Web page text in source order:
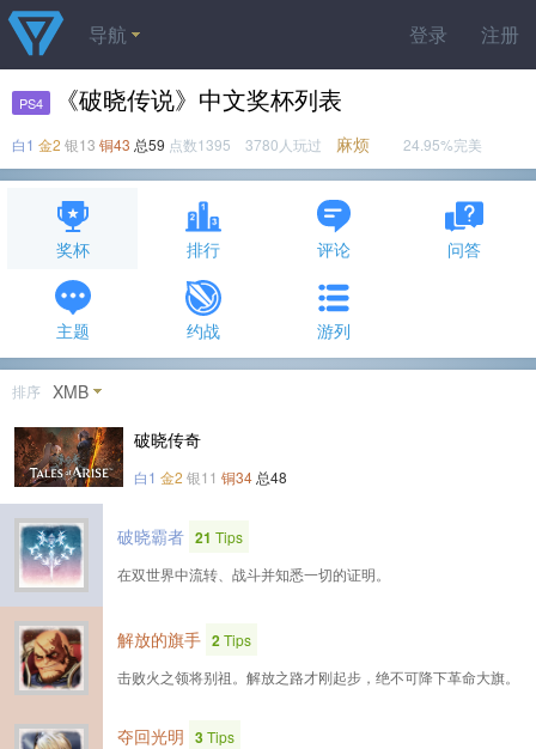
登录 注册
导航
PS4 《破晓传说》中文奖杯列表
白1 金2 银13 铜43 总59 点数1395 3780人玩过 麻烦 24.95%完美
奖杯 排行 评论 问答
主题 约战 游列
排序 XMB
破晓传奇
白1 金2 银11 铜34 总48
破晓霸者 21 Tips
在双世界中流转、战斗并知悉一切的证明。
解放的旗手 2Tips
击败火之领将别祖。解放之路才刚起步，绝不可降下革命大旗。
夺回光明 3Tips